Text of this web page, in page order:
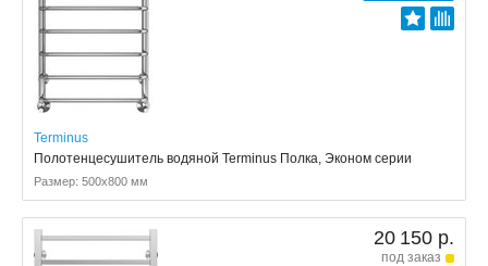
Terminus
Полотенцесушитель водяной Terminus Полка, Эконом серии
Размер: 500x800 мм
20 150 р.
под заказ